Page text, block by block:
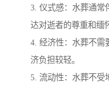
3. 仪式感：水葬通常
达对逝者的尊重和缅
4. 经济性：水葬不需
济负担较轻。
5. 流动性：水葬不受